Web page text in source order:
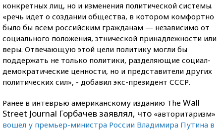
конкретных лиц, но и изменения политической системы.
«речь идет о создании общества, в котором комфортно
было бы всем российским гражданам — независимо от
социального положения, этнической принадлежности или
веры. Отвечающую этой цели политику могли бы
поддержать не только политики, разделяющие социал-
демократические ценности, но и представители других
политических сил», - добавил экс-президент СССР.
Ранее в интеврью американскому изданию The Wall
Street Journal Горбачев заявлял, что «авторитаризм»
вошел у премьер-министра России Владимира Путина в